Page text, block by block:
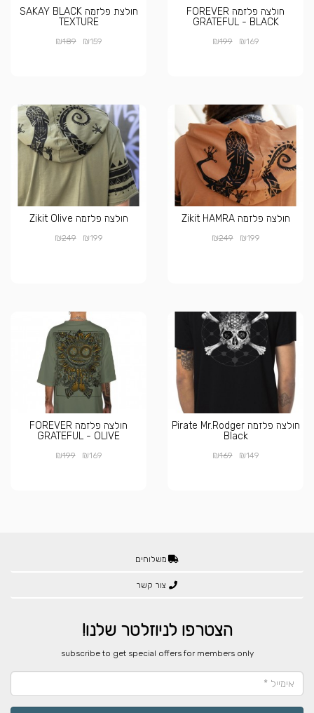
חולצה פלזמה FOREVER
GRATEFUL - BLACK
₪169
₪199
חולצת פלזמה SAKAY BLACK
TEXTURE
₪159
₪189
חולצה פלזמה Zikit HAMRA
₪199
₪249
חולצה פלזמה Zikit Olive
₪199
₪249
חולצה פלזמה Pirate Mr.Rodger
Black
₪149
₪169
חולצה פלזמה FOREVER
GRATEFUL - OLIVE
₪169
₪199
משלוחים
צור קשר
הצטרפו לניוזלטר שלנו!
​subscribe to get special offers for members only